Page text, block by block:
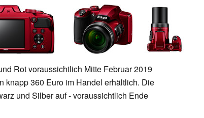
Rot voraussichtlich Mitte Februar 2019
knapp 360 Euro im Handel erhältlich. Die
und Silber auf - voraussichtlich Ende